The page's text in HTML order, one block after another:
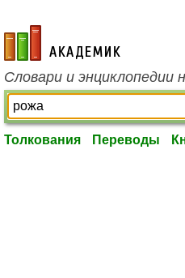
academic.ru
Словари и энциклопедии
Толкования Переводы